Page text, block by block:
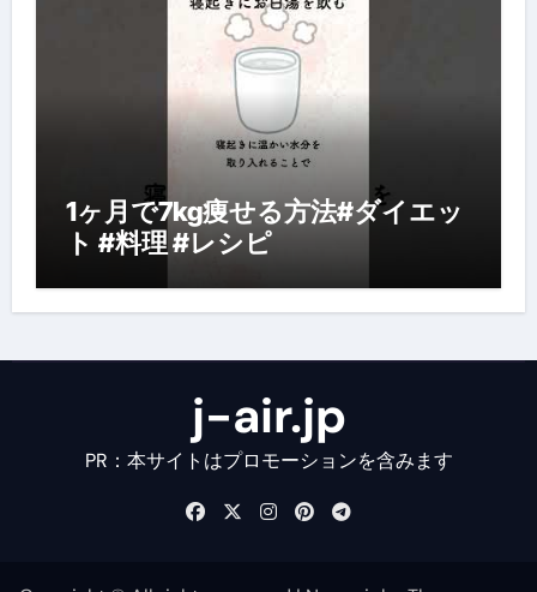
1ヶ月で7kg痩せる方法#ダイエッ
ト #料理 #レシピ
j-air.jp
PR：本サイトはプロモーションを含みます